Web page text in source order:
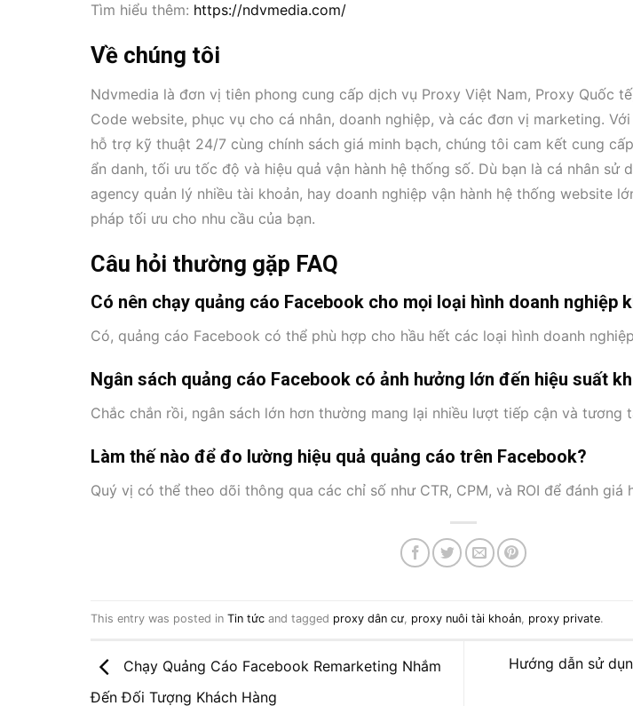
Tìm hiểu thêm: https://ndvmedia.com/
Về chúng tôi
Ndvmedia là đơn vị tiên phong cung cấp dịch vụ Proxy Việt Nam, Proxy Quốc
Code website, phục vụ cho cá nhân, doanh nghiệp, và các đơn vị marketing.
hỗ trợ kỹ thuật 24/7 cùng chính sách giá minh bạch, chúng tôi cam kết cung
ẩn danh, tối ưu tốc độ và hiệu quả vận hành hệ thống số. Dù bạn là cá nhân sử
agency quản lý nhiều tài khoản, hay doanh nghiệp vận hành hệ thống website
pháp tối ưu cho nhu cầu của bạn.
Câu hỏi thường gặp FAQ
Có nên chạy quảng cáo Facebook cho mọi loại hình doanh nghiệp
Có, quảng cáo Facebook có thể phù hợp cho hầu hết các loại hình doanh
Ngân sách quảng cáo Facebook có ảnh hưởng lớn đến hiệu suất
Chắc chắn rồi, ngân sách lớn hơn thường mang lại nhiều lượt tiếp cận và tương
Làm thế nào để đo lường hiệu quả quảng cáo trên Facebook?
Quý vị có thể theo dõi thông qua các chỉ số như CTR, CPM, và ROI để đánh giá
This entry was posted in Tin tức and tagged proxy dân cư, proxy nuôi tài khoản, proxy private.
Chạy Quảng Cáo Facebook Remarketing Nhắm
Đến Đối Tượng Khách Hàng
Hướng dẫn sử